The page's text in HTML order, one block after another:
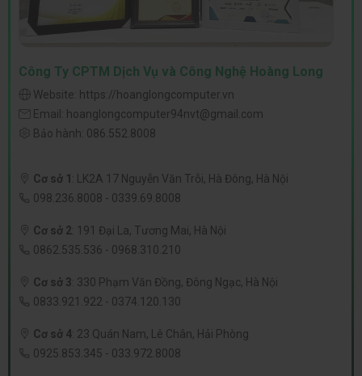
Công Ty CPTM Dịch Vụ và Công Nghệ Hoàng Long
Website: https://hoanglongcomputer.vn
Email: hoanglongcomputer94nvt@gmail.com
Bảo hành: 086.552.8008
Cơ sở 1 :
LK2A 17 Nguyễn Văn Trỗi, Hà Đông, Hà Nội
098.236.8008 - 0339.69.8008
Cơ sở 2: 191 Đại La, Tương Mai, Hà Nội
0862.535.536 - 0968.310.210
Cơ sở 3: 330 Phạm Văn Đồng, Đông Ngạc, Hà Nội
0833.921.922 - 0374.120.130
Cơ sở 4: 23 Quán Nam, Lê Chân, Hải Phòng
0925.853.345 - 033.972.8008